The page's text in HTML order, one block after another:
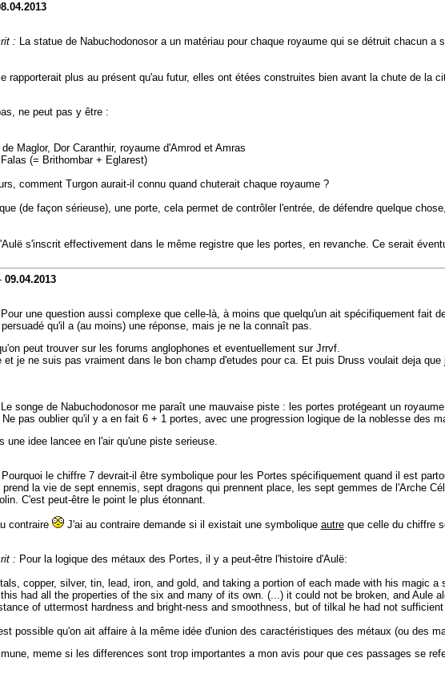
: La statue de Nabuchodonosor a un matériau pour chaque royaume qui se détruit chacun
rapporterait plus au présent qu'au futur, elles ont étées construites bien avant la chute de la
ne peut pas y être :
Maglor, Dor Caranthir, royaume d'Amrod et Amras
(= Brithombar + Eglarest)
comment Turgon aurait-il connu quand chuterait chaque royaume ?
(de façon sérieuse), une porte, cela permet de contrôler l'entrée, de défendre quelque
s'inscrit effectivement dans le même registre que les portes, en revanche. Ce serait
09.04.2013
Pour une question aussi complexe que celle-là, à moins que quelqu'un ait spécifiquement fait
qu'il a (au moins) une réponse, mais je ne la connaît pas.
peut trouver sur les forums anglophones et eventuellement sur Jrrvf.
et je ne suis pas vraiment dans le bon champ d'etudes pour ca. Et puis Druss voulait deja
Le songe de Nabuchodonosor me paraît une mauvaise piste : les portes protégeant un
pas oublier qu'il y a en fait 6 + 1 portes, avec une progression logique de la noblesse des
une idee lancee en l'air qu'une piste serieuse.
Pourquoi le chiffre 7 devrait-il être symbolique pour les Portes spécifiquement quand il est
la vie de sept ennemis, sept dragons qui prennent place, les sept gemmes de l'Arche
C'est peut-être le point le plus étonnant.
contraire J'ai au contraire demande si il existait une symbolique autreque celle du chiffre
: Pour la logique des métaux des Portes, il y a peut-être l'histoire d'Aulë:
copper, silver, tin, lead, iron, and gold, and taking a portion of each made with his magic
this had all the properties of the six and many of its own. (...) it could not be broken, and
of uttermost hardness and bright-ness and smoothness, but of tilkal he had not
possible qu'on ait affaire à la même idée d'union des caractéristiques des métaux (ou des
meme si les differences sont trop importantes a mon avis pour que ces passages se